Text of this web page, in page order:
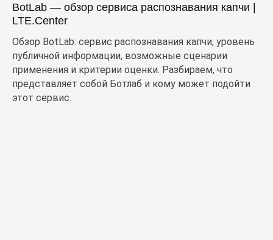
BotLab — обзор сервиса распознавания капчи |
LTE.Center
Обзор BotLab: сервис распознавания капчи, уровень
публичной информации, возможные сценарии
применения и критерии оценки. Разбираем, что
представляет собой Ботлаб и кому может подойти
этот сервис.